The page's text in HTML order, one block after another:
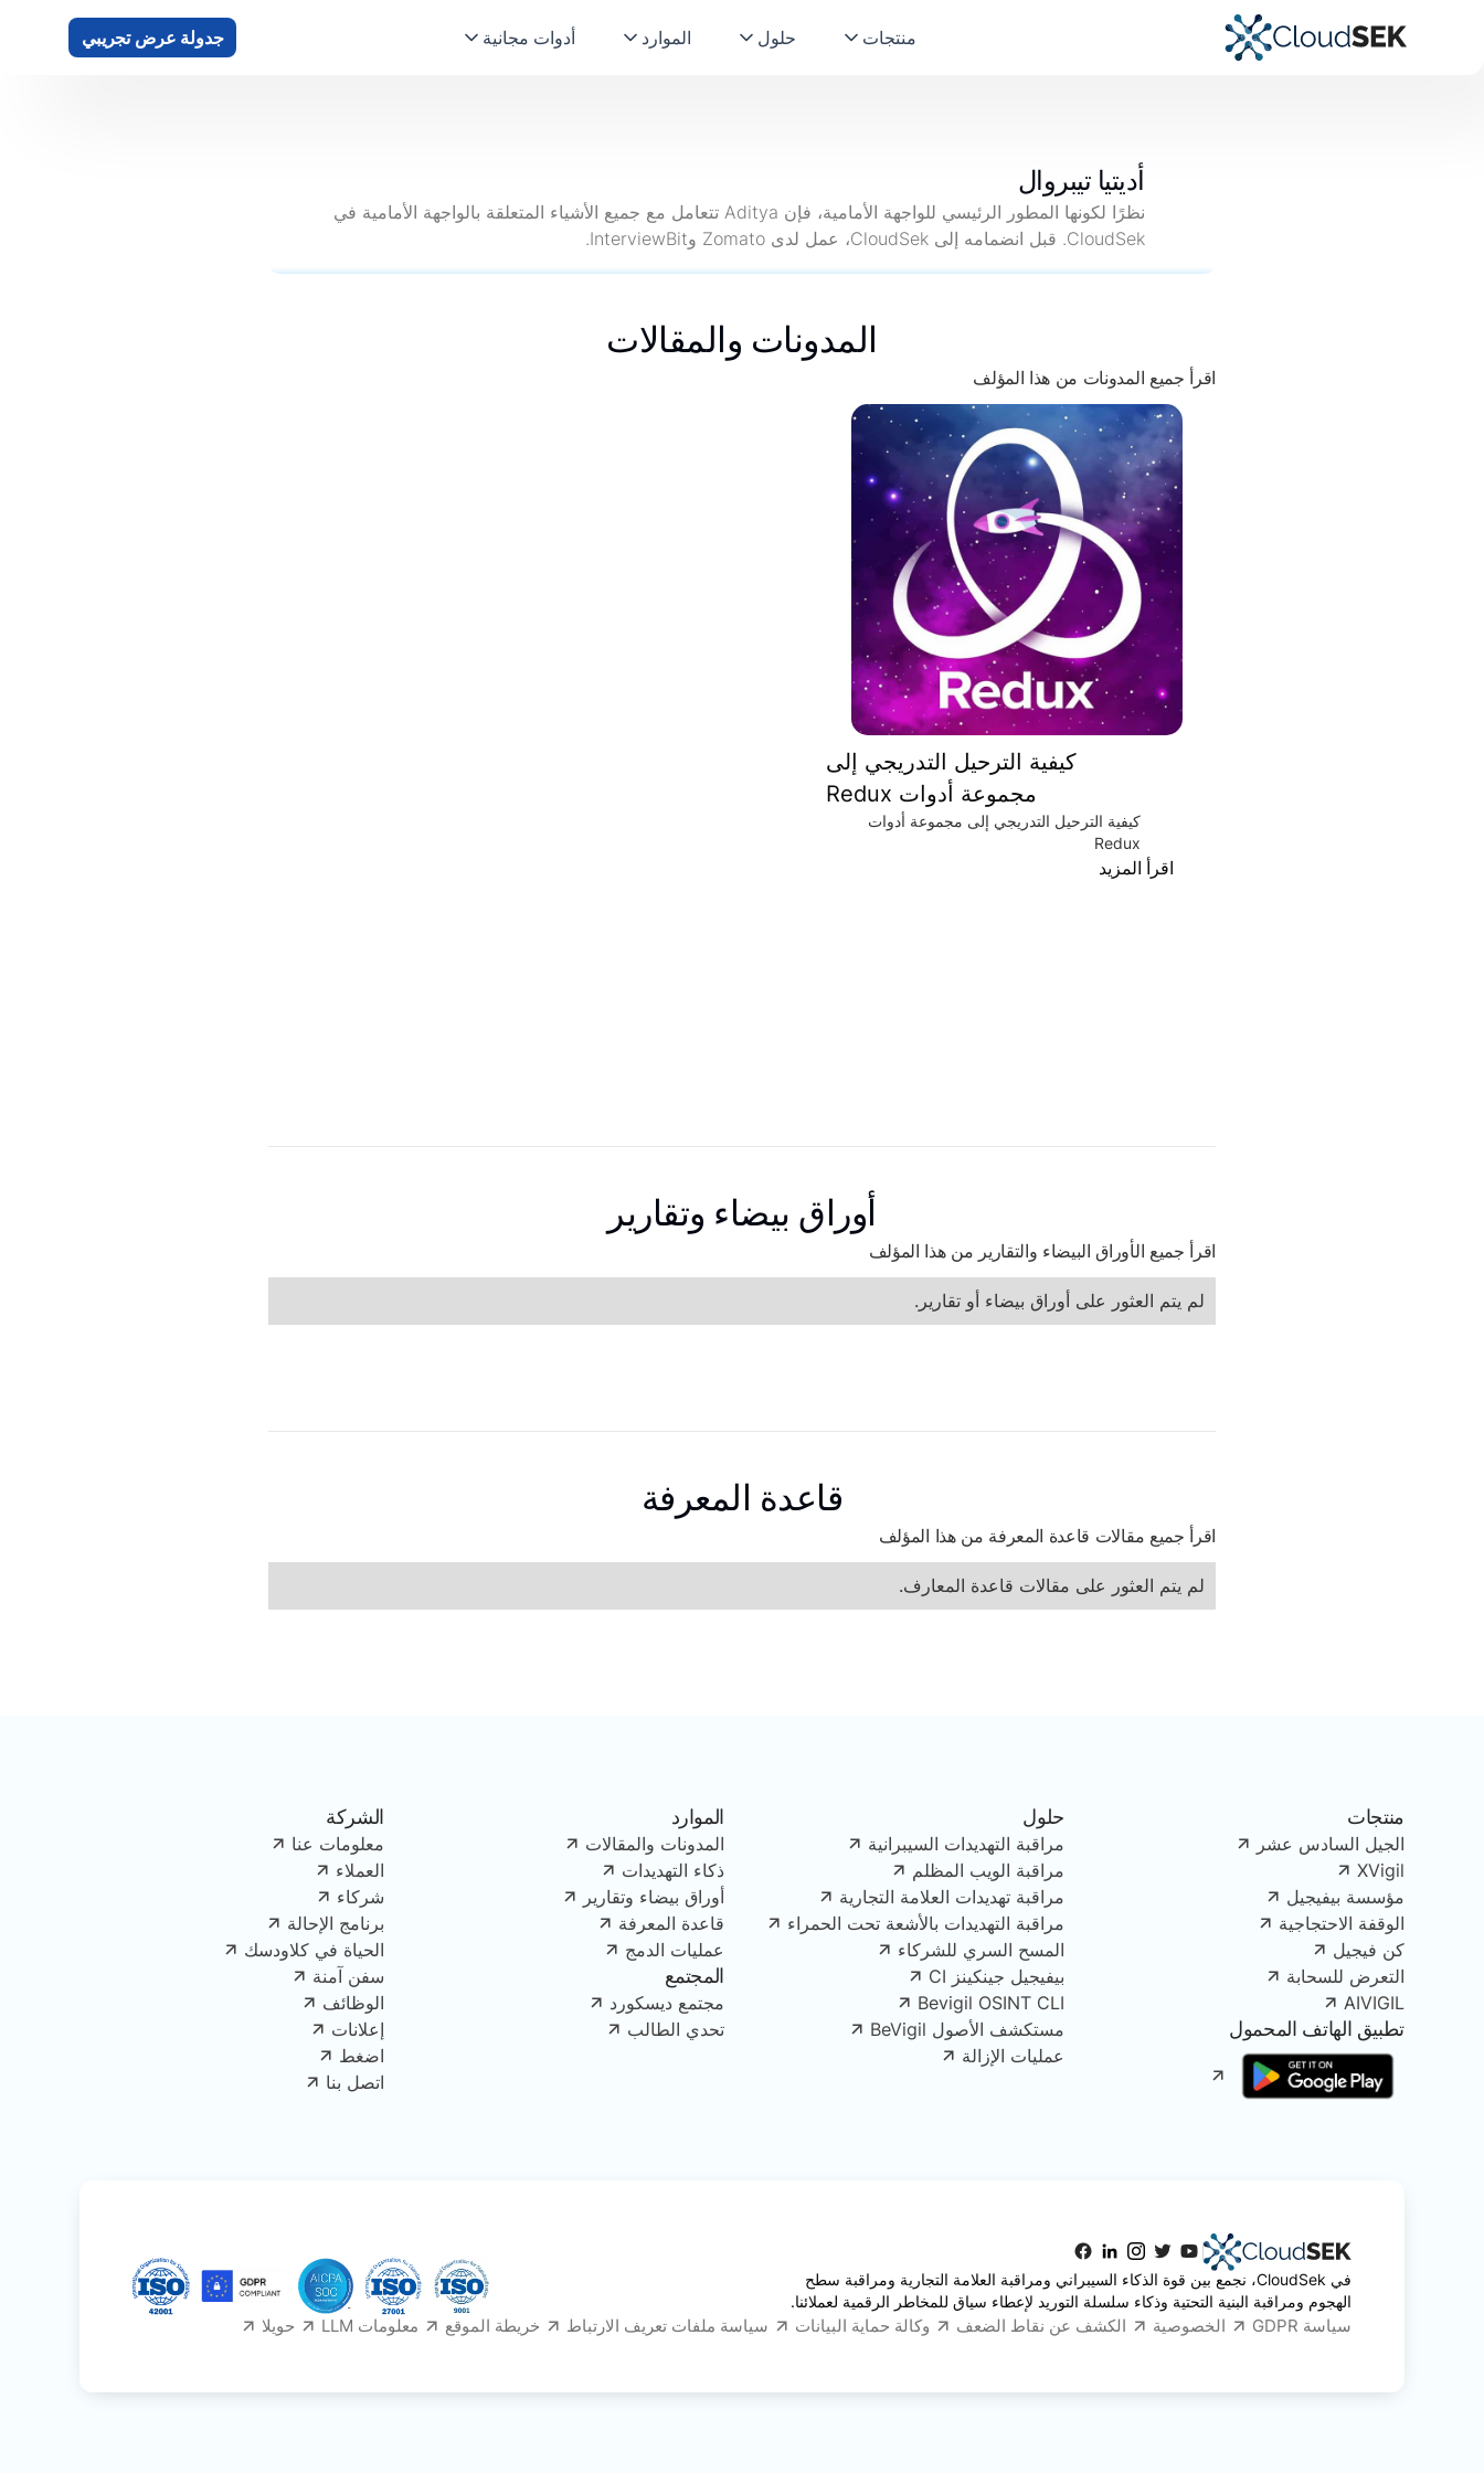
منتجات حلول الموارد أدوات مجانية جدولة عرض تجريبي
أديتيا تيبروال
نظرًا لكونها المطور الرئيسي للواجهة الأمامية، فإن Aditya تتعامل مع جميع الأشياء المتعلقة بالواجهة الأمامية في
CloudSek. قبل انضمامه إلى CloudSek، عمل لدى Zomato وInterviewBit.
المدونات والمقالات
اقرأ جميع المدونات من هذا المؤلف
كيفية الترحيل التدريجي إلى
مجموعة أدوات Redux
كيفية الترحيل التدريجي إلى مجموعة أدوات
Redux
اقرأ المزيد
أوراق بيضاء وتقارير
اقرأ جميع الأوراق البيضاء والتقارير من هذا المؤلف
لم يتم العثور على أوراق بيضاء أو تقارير.
قاعدة المعرفة
اقرأ جميع مقالات قاعدة المعرفة من هذا المؤلف
لم يتم العثور على مقالات قاعدة المعارف.
منتجات
الجيل السادس عشر
XVigil
مؤسسة بيفيجيل
الوقفة الاحتجاجية
كن فيجيل
التعرض للسحابة
AIVIGIL
تطبيق الهاتف المحمول
حلول
مراقبة التهديدات السيبرانية
مراقبة الويب المظلم
مراقبة تهديدات العلامة التجارية
مراقبة التهديدات بالأشعة تحت الحمراء
المسح السري للشركاء
بيفيجيل جينكينز CI
Bevigil OSINT CLI
مستكشف الأصول BeVigil
عمليات الإزالة
الموارد
المدونات والمقالات
ذكاء التهديدات
أوراق بيضاء وتقارير
قاعدة المعرفة
عمليات الدمج
المجتمع
مجتمع ديسكورد
تحدي الطالب
الشركة
معلومات عنا
العملاء
شركاء
برنامج الإحالة
الحياة في كلاودسك
سفن آمنة
الوظائف
إعلانات
اضغط
اتصل بنا
في CloudSek، نجمع بين قوة الذكاء السيبراني ومراقبة العلامة التجارية ومراقبة سطح
الهجوم ومراقبة البنية التحتية وذكاء سلسلة التوريد لإعطاء سياق للمخاطر الرقمية لعملائنا.
سياسة GDPR الخصوصية الكشف عن نقاط الضعف وكالة حماية البيانات سياسة ملفات تعريف الارتباط خريطة الموقع معلومات LLM حويلا